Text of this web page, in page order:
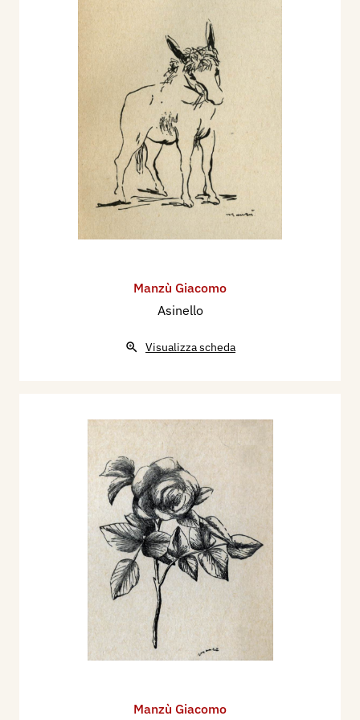
Mercato dell’incisione antica e contemporanea,
catalogo mostra, Padova, Galleria 1+1, pp. 122.
1979 - III Biennale dell’Incisione Italiana, Rotary
Club Cittadella, pp. 71, 173 ill.
1982 - Catalogo della Grafica Italiana n. 12.
Milano, Mondadori, p. 119/120.
1983 - Catalogo della Grafica Italiana n. 13.
Milano, Mondadori, p. 134/135.
1984 - Omaggio a Manzù, edito da XXé Siècle -
Parigi, a cura di Guido e Giorgio Guastalla,
moderna, Bergamo, Minerva Italica, p. 466
1988 - I° Biennale Nazionale di Grafica “Alberto
1990 - Simona Orlandini, Annuario della Grafica
in Italia n. 20. Milano, Mondadori, pp. 22/24.
1993 - Manzù, testi di Giulio Carlo Argan, Cesare
Brandi, Poleschi Arte Forte dei Marmi, pp. 70.
1993 - Il sentimento delle cose, un percorso
della grafica italiana contemporanea, a cura di
Mauro Corradini, catalogo mostra, Comune di
Verolanuova, pp. 26/27.
1995 - Omaggio a Manzù, presentazione di Mario
Ursino, catalogo mostra, Ischia Castello
Manzù Giacomo
Asinello
Visualizza scheda
Manzù Giacomo